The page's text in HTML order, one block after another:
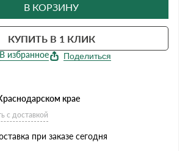
В КОРЗИНУ
КУПИТЬ В 1 КЛИК
Поделиться
крае
с доставкой
при заказе сегодня